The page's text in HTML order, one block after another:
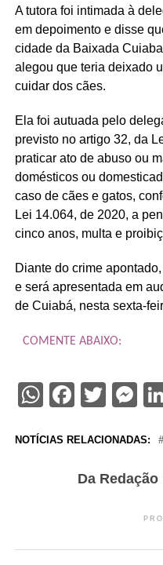
A tutora foi intimada à
em depoimento e disse
cidade da Baixada
alegou que teria deixado
cuidar dos cães.
Ela foi autuada pelo
previsto no artigo 32, da
praticar ato de abuso ou
domésticos ou
caso de cães e gatos,
Lei 14.064, de 2020, a
cinco anos, multa e
Diante do crime
e será apresentada em
de Cuiabá, nesta sexta-
COMENTE ABAIXO:
WhatsApp
NOTÍCIAS RELACIONADAS:
Da Redação